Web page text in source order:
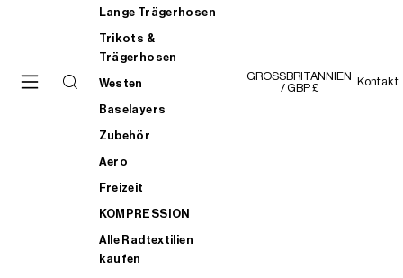
Lange Trägerhosen
Trikots &
Trägerhosen
Westen
Baselayers
Zubehör
Aero
Freizeit
KOMPRESSION
Alle Radtextilien
kaufen
GROSSBRITANNIEN
/ GBP £
Kontakt